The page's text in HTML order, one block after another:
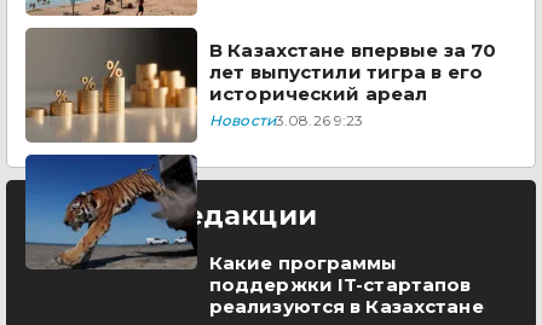
В Казахстане впервые за 70
лет выпустили тигра в его
исторический ареал
Новости3.08.26 9:23
Выбор редакции
Какие программы
поддержки IT-стартапов
реализуются в Казахстане